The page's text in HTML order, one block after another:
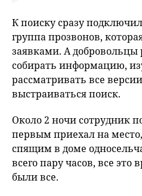
К поиску сразу
группа прозвонов,
заявками. А
собирать информацию,
рассматривать все
выстраиваться поиск.
Около 2 ночи сотрудник
первым приехал на
спящим в доме
всего пару часов, все
были все.